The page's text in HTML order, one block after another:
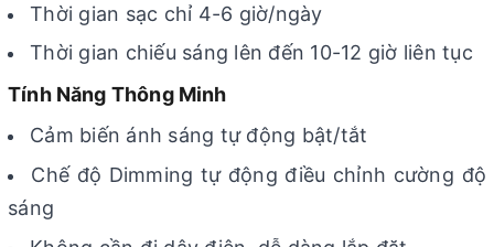
Thời gian sạc chỉ 4-6 giờ/ngày
Thời gian chiếu sáng lên đến 10-12 giờ liên tục
Tính Năng Thông Minh
Cảm biến ánh sáng tự động bật/tắt
Chế độ Dimming tự động điều chỉnh cường độ
sáng